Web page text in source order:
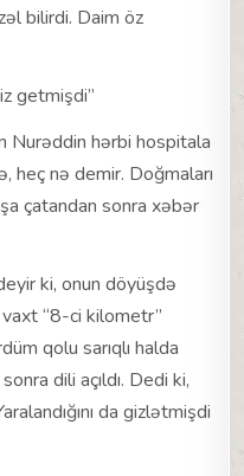
bilirdi. Daim öz
getmişdi”
Nurəddin hərbi hospitala
heç nə demir. Doğmaları
çatandan sonra xəbər
ki, onun döyüşdə
“8-ci kilometr”
qolu sarıqlı halda
dili açıldı. Dedi ki,
da gizlətmişdi